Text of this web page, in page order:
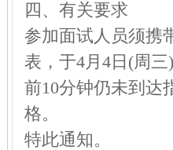
四、有关要求
参加面试人员须携
表，于4月4日(周
前10分钟仍未到达
格。
特此通知。